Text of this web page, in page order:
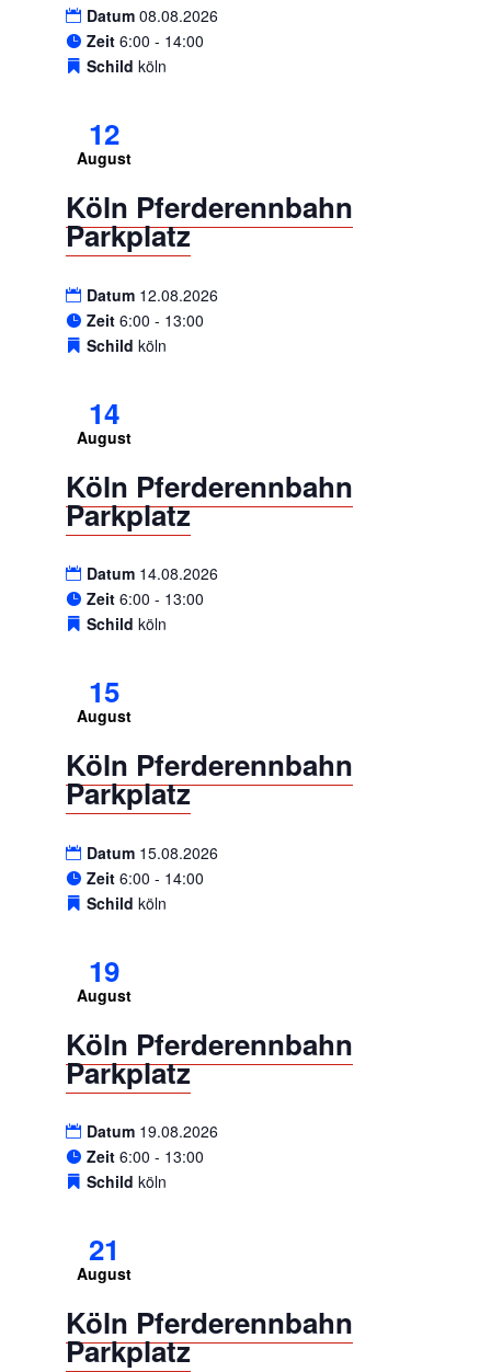
Datum 08.08.2026
Zeit 6:00 - 14:00
Schild köln
12
August
Köln Pferderennbahn
Parkplatz
Datum 12.08.2026
Zeit 6:00 - 13:00
Schild köln
14
August
Köln Pferderennbahn
Parkplatz
Datum 14.08.2026
Zeit 6:00 - 13:00
Schild köln
15
August
Köln Pferderennbahn
Parkplatz
Datum 15.08.2026
Zeit 6:00 - 14:00
Schild köln
19
August
Köln Pferderennbahn
Parkplatz
Datum 19.08.2026
Zeit 6:00 - 13:00
Schild köln
21
August
Köln Pferderennbahn
Parkplatz